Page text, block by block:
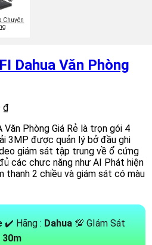
Chuyên
Dahua Văn Phòng
₫
Văn Phòng Giá Rẻ là trọn gói 4
3MP được quản lý bở đầu ghi
giám sát tập trung về ổ cứng
các chưc năng như AI Phát hiện
thanh 2 chiều và giám sát có màu
✔️ Hãng : Dahua 💯 GIám Sát
30m